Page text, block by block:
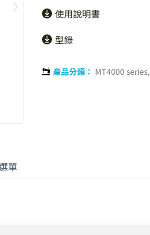
使用說明書
型錄
產品分類： MT4000 series,
單